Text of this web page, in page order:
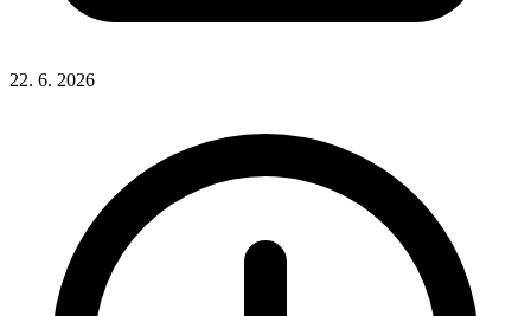
22. 6. 2026